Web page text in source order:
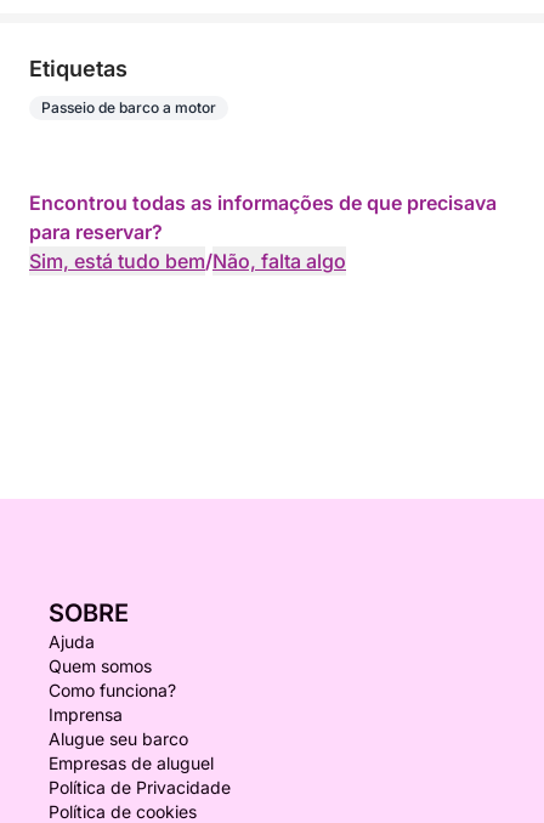
Etiquetas
Passeio de barco a motor
Encontrou todas as informações de que precisava
para reservar?
Sim, está tudo bem/Não, falta algo
SOBRE
Ajuda
Quem somos
Como funciona?
Imprensa
Alugue seu barco
Empresas de aluguel
Política de Privacidade
Política de cookies